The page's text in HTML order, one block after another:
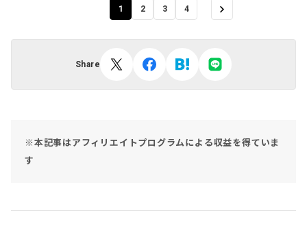
1 2 3 4
Share
※本記事はアフィリエイトプログラムによる収益を得ていま
す